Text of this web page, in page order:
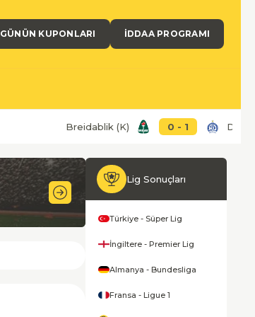
GÜNÜN KUPONLARI İDDAA PROGRAMI
Breidablik (K) -1
Lig Sonuçları
Türkiye - Süper Lig
İngiltere - Premier Lig
Almanya - Bundesliga
Fransa - Ligue 1